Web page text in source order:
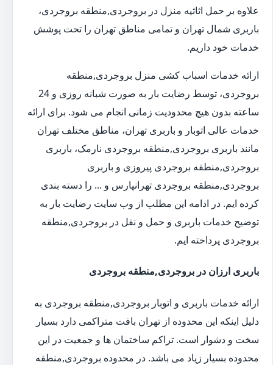
علاوه بر حمل اثاثیه منزل در بروجردی,منطقه بروجردی،
باربری شمال تهران و تمامی مناطق تهران را تحت پوشش
خدمات خود داریم.
ارائه خدمات اسباب کشی منزل بروجردی,منطقه
بروجردی، توسط رضایت بار به صورت شبانه روزی و 24
ساعته بدون هیچ محدودیت زمانی انجام می شود. برای ارائه
خدمات عالی اتوبار و باربری تهران، مناطق مختلف تهران
مانند باربری بروجردی,منطقه بروجردی نارمک، باربری
بروجردی,منطقه بروجردی پیروزی و باربری
بروجردی,منطقه بروجردی تهرانپارس و ... را دسته بندی
کرده ایم. در ادامه این مطلب از وب سایت رضایت بار به
توضیح خدمات باربری و حمل و نقل در بروجردی,منطقه
بروجردی پرداخته ایم.
باربری ارزان در بروجردی,منطقه بروجردی
ارائه خدمات باربری و اتوبار بروجردی,منطقه بروجردی به
دلیل اینکه این محدوده از تهران بافت متراکمی دارد بسیار
سخت و دشوار است. تراکم ساختمان ها و جمعیت در این
محدوده بسیار زیاد می باشد. در محدوده بروجردی,منطقه